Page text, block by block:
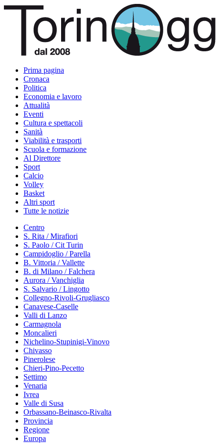
Prima pagina
Cronaca
Politica
Economia e lavoro
Attualità
Eventi
Cultura e spettacoli
Sanità
Viabilità e trasporti
Scuola e formazione
Al Direttore
Sport
Calcio
Volley
Basket
Altri sport
Tutte le notizie
Centro
S. Rita / Mirafiori
S. Paolo / Cit Turin
Campidoglio / Parella
B. Vittoria / Vallette
B. di Milano / Falchera
Aurora / Vanchiglia
S. Salvario / Lingotto
Collegno-Rivoli-Grugliasco
Canavese-Caselle
Valli di Lanzo
Carmagnola
Moncalieri
Nichelino-Stupinigi-Vinovo
Chivasso
Pinerolese
Chieri-Pino-Pecetto
Settimo
Venaria
Ivrea
Valle di Susa
Orbassano-Beinasco-Rivalta
Provincia
Regione
Europa